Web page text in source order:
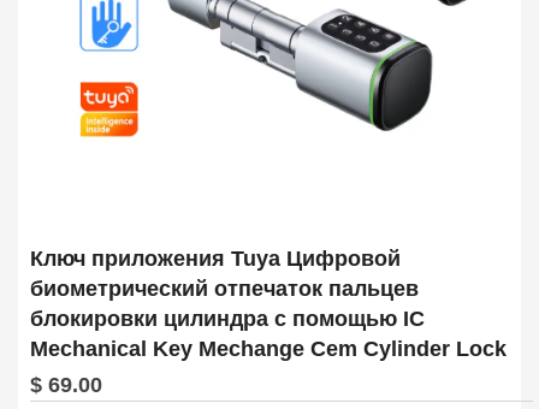
Ключ приложения Tuya Цифровой
биометрический отпечаток пальцев
блокировки цилиндра с помощью IC
Mechanical Key Mechange Cem Cylinder Lock
$ 69.00